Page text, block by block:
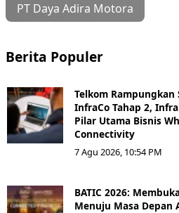
PT Daya Adira Motora
Berita Populer
Telkom Rampungkan
InfraCo Tahap 2,
Pilar Utama Bisnis
Connectivity
7 Agu 2026, 10:54 PM
BATIC 2026:
Menuju Masa Depan